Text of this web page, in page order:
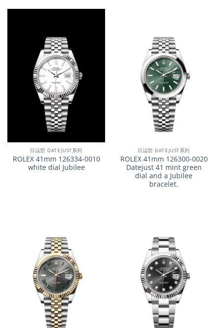
日誌型 DATEJUST系列
ROLEX 41mm 126334-0010
white dial Jubilee
日誌型 DATEJUST系列
ROLEX 41mm 126300-0020
Datejust 41 mint green
dial and a Jubilee
bracelet.